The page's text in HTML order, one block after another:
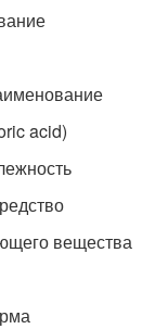
acid)
вещества